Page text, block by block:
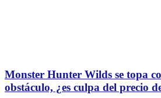
Monster Hunter Wilds se topa
obstáculo, ¿es culpa del precio